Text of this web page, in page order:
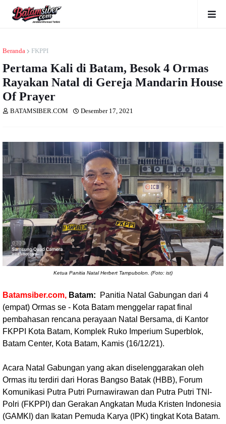
Beranda FKPPI
Pertama Kali di Batam, Besok 4 Ormas
Rayakan Natal di Gereja Mandarin House
Of Prayer
BATAMSIBER.COM Desember 17, 2021
Ketua Panitia Natal Herbert Tampubolon. (Foto: ist)
Batamsiber.com, Batam:
Panitia Natal Gabungan dari 4
(empat) Ormas se - Kota Batam menggelar rapat final
pembahasan rencana perayaan Natal Bersama, di Kantor
FKPPI Kota Batam, Komplek Ruko Imperium Superblok,
Batam Center, Kota Batam, Kamis (16/12/21).
Acara Natal Gabungan yang akan diselenggarakan oleh
Ormas itu terdiri dari Horas Bangso Batak (HBB), Forum
Komunikasi Putra Putri Purnawirawan dan Putra Putri TNI-
Polri (FKPPI) dan Gerakan Angkatan Muda Kristen Indonesia
(GAMKI) dan Ikatan Pemuda Karya (IPK) tingkat Kota Batam.